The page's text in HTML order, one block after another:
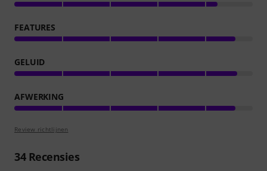
FEATURES
GELUID
AFWERKING
Review richtlijnen
34Recensies